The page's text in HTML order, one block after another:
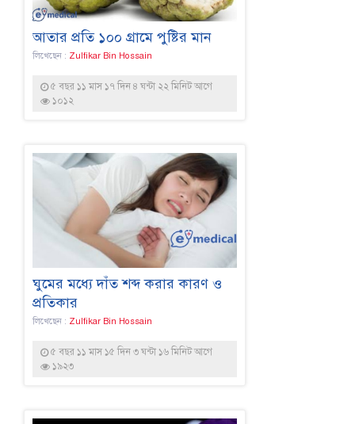
আতার প্রতি ১০০ গ্রামে পুষ্টির মান
লিখেছেন : Zulfikar Bin Hossain
৫ বছর ১১ মাস ১৭ দিন ৪ ঘন্টা ২২ মিনিট আগে
১০১২
ঘুমের মধ্যে দাঁত শব্দ করার কারণ ও
প্রতিকার
লিখেছেন : Zulfikar Bin Hossain
৫ বছর ১১ মাস ১৫ দিন ৩ ঘন্টা ১৬ মিনিট আগে
১৯২৩